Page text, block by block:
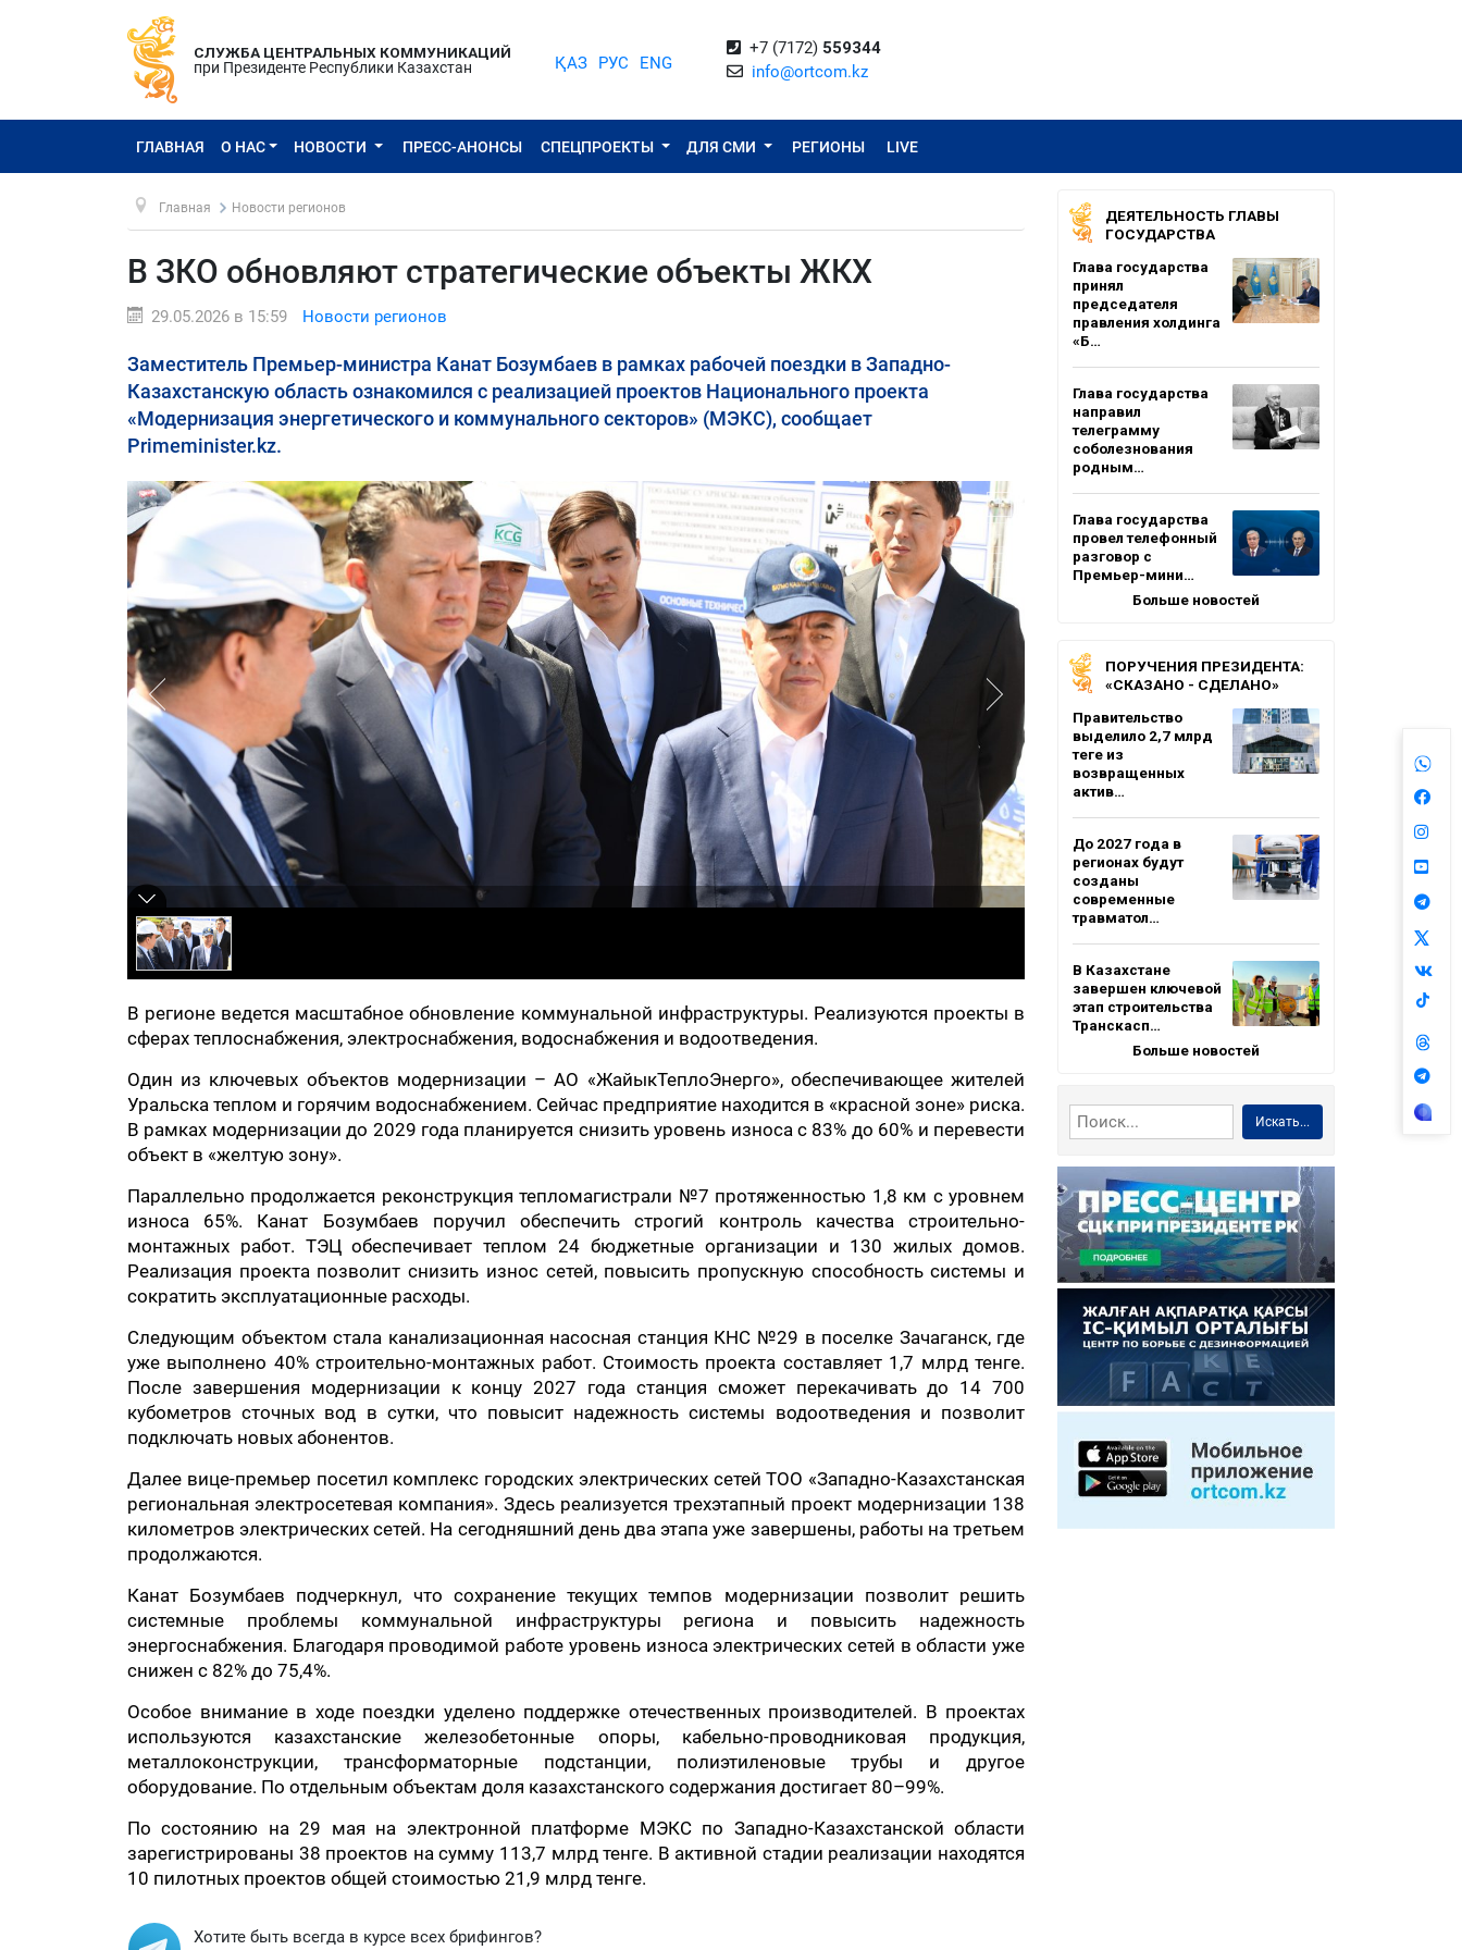
СЛУЖБА ЦЕНТРАЛЬНЫХ КОММУНИКАЦИЙ
при Президенте Республики Казахстан
ҚАЗ РУС ENG
+7 (7172) 559344
info@ortcom.kz
ГЛАВНАЯ О НАС НОВОСТИ ПРЕСС-АНОНСЫ СПЕЦПРОЕКТЫ ДЛЯ СМИ РЕГИОНЫ LIVE
Главная Новости регионов
В ЗКО обновляют стратегические объекты ЖКХ
29.05.2026 в 15:59 Новости регионов
Заместитель Премьер-министра Канат Бозумбаев в рамках рабочей поездки в Западно-
Казахстанскую область ознакомился с реализацией проектов Национального проекта
«Модернизация энергетического и коммунального секторов» (МЭКС), сообщает
Primeminister.kz.
В регионе ведется масштабное обновление коммунальной инфраструктуры. Реализуются проекты в
сферах теплоснабжения, электроснабжения, водоснабжения и водоотведения.
Один из ключевых объектов модернизации – АО «ЖайыкТеплоЭнерго», обеспечивающее жителей
Уральска теплом и горячим водоснабжением. Сейчас предприятие находится в «красной зоне» риска.
В рамках модернизации до 2029 года планируется снизить уровень износа с 83% до 60% и перевести
объект в «желтую зону».
Параллельно продолжается реконструкция тепломагистрали №7 протяженностью 1,8 км с уровнем
износа 65%. Канат Бозумбаев поручил обеспечить строгий контроль качества строительно-
монтажных работ. ТЭЦ обеспечивает теплом 24 бюджетные организации и 130 жилых домов.
Реализация проекта позволит снизить износ сетей, повысить пропускную способность системы и
сократить эксплуатационные расходы.
Следующим объектом стала канализационная насосная станция КНС №29 в поселке Зачаганск, где
уже выполнено 40% строительно-монтажных работ. Стоимость проекта составляет 1,7 млрд тенге.
После завершения модернизации к концу 2027 года станция сможет перекачивать до 14 700
кубометров сточных вод в сутки, что повысит надежность системы водоотведения и позволит
подключать новых абонентов.
Далее вице-премьер посетил комплекс городских электрических сетей ТОО «Западно-Казахстанская
региональная электросетевая компания». Здесь реализуется трехэтапный проект модернизации 138
километров электрических сетей. На сегодняшний день два этапа уже завершены, работы на третьем
продолжаются.
Канат Бозумбаев подчеркнул, что сохранение текущих темпов модернизации позволит решить
системные проблемы коммунальной инфраструктуры региона и повысить надежность
энергоснабжения. Благодаря проводимой работе уровень износа электрических сетей в области уже
снижен с 82% до 75,4%.
Особое внимание в ходе поездки уделено поддержке отечественных производителей. В проектах
используются казахстанские железобетонные опоры, кабельно-проводниковая продукция,
металлоконструкции, трансформаторные подстанции, полиэтиленовые трубы и другое
оборудование. По отдельным объектам доля казахстанского содержания достигает 80–99%.
По состоянию на 29 мая на электронной платформе МЭКС по Западно-Казахстанской области
зарегистрированы 38 проектов на сумму 113,7 млрд тенге. В активной стадии реализации находятся
10 пилотных проектов общей стоимостью 21,9 млрд тенге.
Хотите быть всегда в курсе всех брифингов?
ДЕЯТЕЛЬНОСТЬ ГЛАВЫ
ГОСУДАРСТВА
Глава государства
принял
председателя
правления холдинга
«Б…
Глава государства
направил
телеграмму
соболезнования
родным…
Глава государства
провел телефонный
разговор с
Премьер-мини…
Больше новостей
ПОРУЧЕНИЯ ПРЕЗИДЕНТА:
«СКАЗАНО - СДЕЛАНО»
Правительство
выделило 2,7 млрд
теңге из
возвращенных
актив…
До 2027 года в
регионах будут
созданы
современные
травматол…
В Казахстане
завершен ключевой
этап строительства
Транскасп…
Больше новостей
Искать...